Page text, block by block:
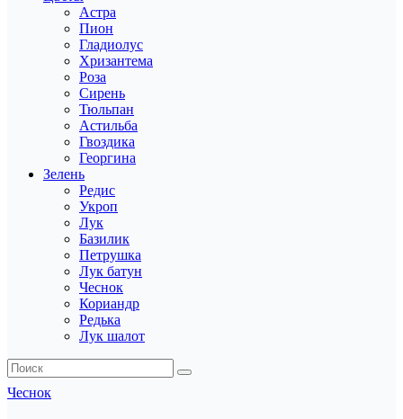
Астра
Пион
Гладиолус
Хризантема
Роза
Сирень
Тюльпан
Астильба
Гвоздика
Георгина
Зелень
Редис
Укроп
Лук
Базилик
Петрушка
Лук батун
Чеснок
Кориандр
Редька
Лук шалот
Чеснок